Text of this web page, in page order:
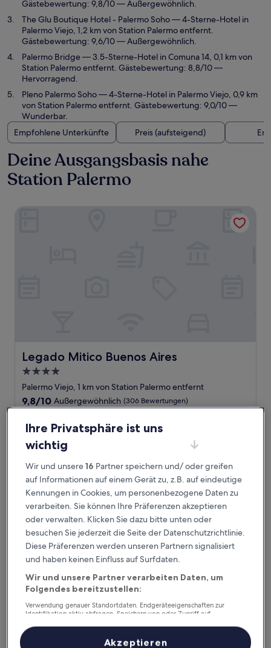
Gästebewertung: 9,8/10 — Außergewöhnlich.
The Glu Boutique Hotel - Palermo Soho— 4-Sterne-Hotel in
Palermo Viejo, 1,2 km von Station Palermo entfernt.
Gästebewertung: 9,6/10 — Außergewöhnlich.
Palermo Bridge— 3.5-Sterne-Hotel in Comuna 14, 0,1 km von
Station Palermo entfernt. Gästebewertung: 8,8/10 —
Hervorragend.
Pleno Palermo Soho— 4-Sterne-Hotel in Palermo Viejo, 0,9 km
von Station Palermo entfernt. Gästebewertung: 9,0/10 —
Wunderbar.
Empfohlene Unterkünfte
Preis (aufsteigend)
Deine Ausgangsbasis nahe
Station Palermo
Legado Mitico Buenos Aires
Legado Mitico Buenos Aires
4.0-
Sterne-
Unterkunft
Palermo Viejo, 1 km von Station Palermo entfernt
9.8
von
10,
Außergewöhnlich,
(306
Bewertungen)
9,8/10 Außergewöhnlich (306 Bewertungen)
Fierro Hotel Buenos Aires
Fierro Hotel Buenos Aires
4.0-
Sterne-
Palermo Hollywood, 0,9 km von Station Palermo entfernt
Ihre Privatsphäre ist uns
wichtig
Wir und unsere16 Partner speichern und/ oder greifen
auf Informationen auf einem Gerät zu, z.B. auf eindeutige
Kennungen in Cookies, um personenbezogene Daten zu
verarbeiten. Sie können Ihre Präferenzen akzeptieren
oder verwalten. Klicken Sie dazu bitte unten oder
besuchen Sie jederzeit die Seite der Datenschutzrichtlinie.
Diese Präferenzen werden unseren Partnern signalisiert
und haben keinen Einfluss auf Surfdaten.
Wir und unsere Partner verarbeiten Daten, um
Folgendes bereitzustellen:
Verwendung genauer Standortdaten. Endgeräteeigenschaften zur
Identifikation aktiv abfragen. Speichern von oder Zugriff auf
Inhalte, Messung von Werbeleistung und der Performance von Inhalten,
Zielgruppenforschung sowie Entwicklung und Verbesserung von
Akzeptieren